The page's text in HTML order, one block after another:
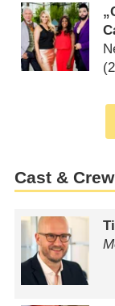
(
Cast & Crew